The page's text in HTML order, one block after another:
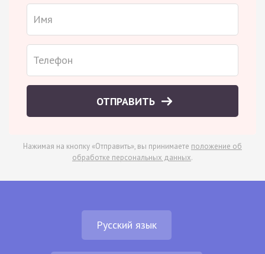
ОТПРАВИТЬ
Нажимая на кнопку «Отправить», вы принимаете положение об
обработке персональных данных.
Русский язык